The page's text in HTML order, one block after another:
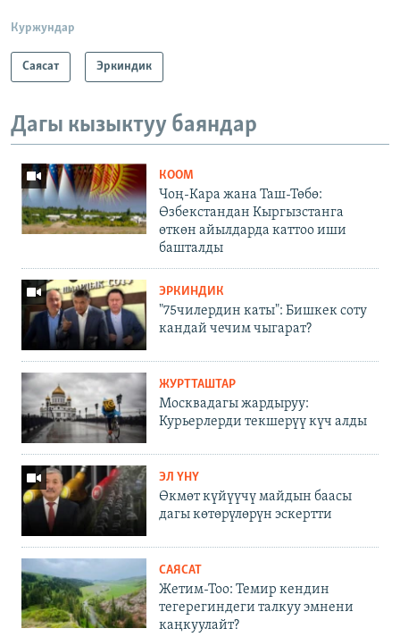
Куржундар
Саясат Эркиндик
Дагы кызыктуу баяндар
КООМ
Чоң-Кара жана Таш-Төбө:
Өзбекстандан Кыргызстанга
өткөн айылдарда каттоо иши
башталды
ЭРКИНДИК
"75чилердин каты": Бишкек соту
кандай чечим чыгарат?
ЖУРТТАШТАР
Москвадагы жардыруу:
Курьерлерди текшерүү күч алды
ЭЛ ҮНҮ
Өкмөт күйүүчү майдын баасы
дагы көтөрүлөрүн эскертти
САЯСАТ
Жетим-Тоо: Темир кендин
тегерегиндеги талкуу эмнени
каңкуулайт?